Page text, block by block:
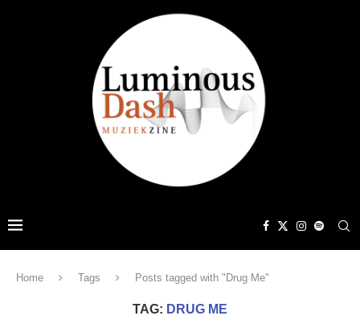
Home Tags Posts tagged with "Drug Me"
TAG: DRUG ME